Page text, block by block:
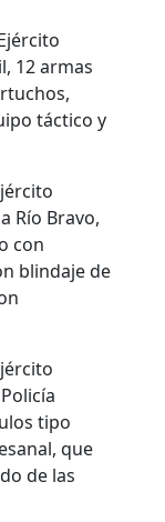
12 armas
táctico y
Río Bravo,
con
blindaje de
tipo
que
de las